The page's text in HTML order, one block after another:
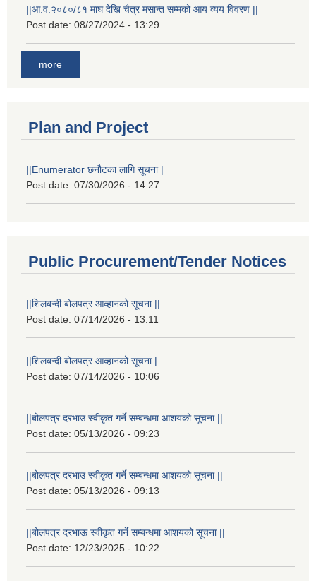
||आ.व.२०८०/८१ माघ देखि चैत्र मसान्त सम्मको आय व्यय विवरण ||
Post date: 08/27/2024 - 13:29
more
Plan and Project
||Enumerator छनौटका लागि सूचना |
Post date: 07/30/2026 - 14:27
Public Procurement/Tender Notices
||शिलबन्दी बोलपत्र आव्हानको सूचना ||
Post date: 07/14/2026 - 13:11
||शिलबन्दी बोलपत्र आव्हानको सूचना |
Post date: 07/14/2026 - 10:06
||बोलपत्र दरभाउ स्वीकृत गर्ने सम्बन्धमा आशयको सूचना ||
Post date: 05/13/2026 - 09:23
||बोलपत्र दरभाउ स्वीकृत गर्ने सम्बन्धमा आशयको सूचना ||
Post date: 05/13/2026 - 09:13
||बोलपत्र दरभाऊ स्वीकृत गर्ने सम्बन्धमा आशयको सूचना ||
Post date: 12/23/2025 - 10:22